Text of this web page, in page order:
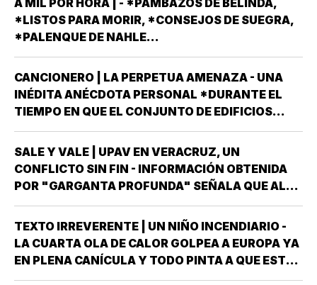
ENTRANTE *EL PROCESO ELECTORAL PARA
ELEGIR…
*LISTOS PARA MORIR, *CONSEJOS DE SUEGRA,
*PALENQUE DE NAHLE...
CANCIONERO | LA PERPETUA AMENAZA - UNA
INÉDITA ANÉCDOTA PERSONAL *DURANTE EL
TIEMPO EN QUE EL CONJUNTO DE EDIFICIOS
LLAMADO LOS PINOS FUE RESIDENCIA OFICIAL
DEL PRESIDENTE DE MÉXICO, ESTUVE AHÍ
SOLAMENTE CUATRO VECES, TRES DE ELLAS EN
CALIDAD DE…
SALE Y VALE | UPAV EN VERACRUZ, UN
CONFLICTO SIN FIN - INFORMACIÓN OBTENIDA
POR "GARGANTA PROFUNDA" SEÑALA QUE AL
GOBIERNO DEL ESTADO *ESTÁ A PUNTO DE
"REVENTARLE" EL TEMA DE LA UNIVERSIDAD
POPULAR AUTÓNOMA DE VERACRUZ (UPAV) EN
LAS MANOS *Y NO ES…
TEXTO IRREVERENTE | UN NIÑO INCENDIARIO -
LA CUARTA OLA DE CALOR GOLPEA A EUROPA YA
EN PLENA CANÍCULA Y TODO PINTA A QUE ESTE
2026 SE UBICARÁ COMO EL PEOR DE LA HISTORIA